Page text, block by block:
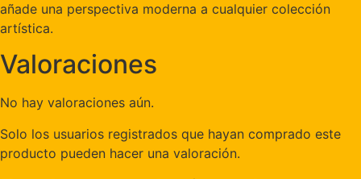
añade una perspectiva moderna a cualquier colección
artística.
Valoraciones
No hay valoraciones aún.
Solo los usuarios registrados que hayan comprado este
producto pueden hacer una valoración.